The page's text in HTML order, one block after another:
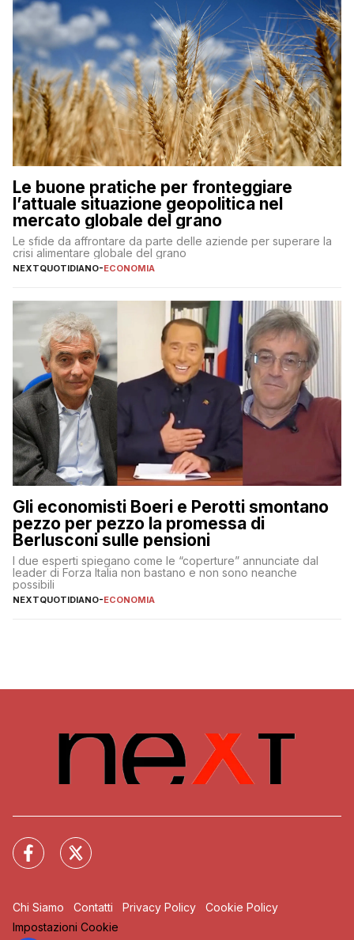
Le buone pratiche per fronteggiare
l’attuale situazione geopolitica nel
mercato globale del grano
Le sfide da affrontare da parte delle aziende per superare la
crisi alimentare globale del grano
NEXTQUOTIDIANO-ECONOMIA
Gli economisti Boeri e Perotti smontano
pezzo per pezzo la promessa di
Berlusconi sulle pensioni
I due esperti spiegano come le “coperture” annunciate dal
leader di Forza Italia non bastano e non sono neanche
possibili
NEXTQUOTIDIANO-ECONOMIA
Chi Siamo Contatti Privacy Policy
Cookie Policy
Impostazioni Cookie